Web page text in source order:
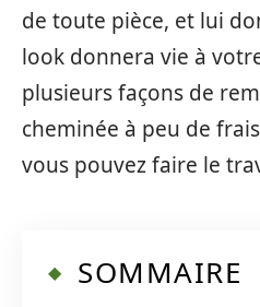
de toute pièce, et lui
look donnera vie à
plusieurs façons de
cheminée à peu de
vous pouvez faire le
SOMMAIRE